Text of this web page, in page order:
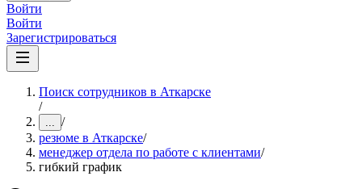
Войти
Войти
Зарегистрироваться
Поиск сотрудников в Аткарске
/
... /
резюме в Аткарске/
менеджер отдела по работе с клиентами/
гибкий график